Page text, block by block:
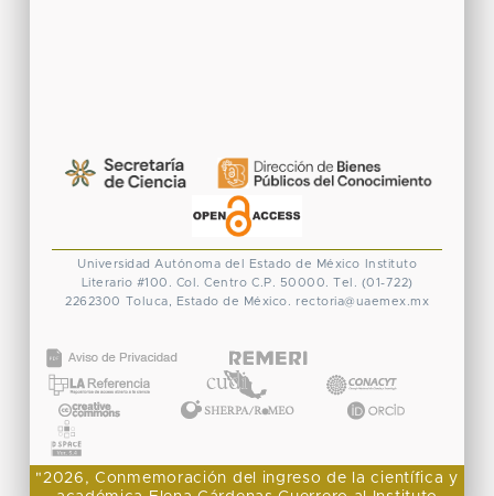
Universidad Autónoma del Estado de México
Instituto
Literario #100. Col. Centro C.P. 50000. Tel. (01-722)
2262300 Toluca, Estado de México. rectoria@uaemex.mx
"2026, Conmemoración del ingreso de la científica y